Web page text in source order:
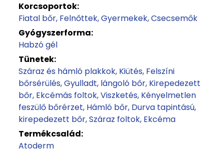
Korcsoportok:
Fiatal bőr Felnőttek Gyermekek Csecsemők
Gyógyszerforma:
Habzó gél
Tünetek:
Száraz és hámló plakkok Kiütés Felszíni
bőrsérülés Gyulladt, lángoló bőr Kirepedezett
bőr Ekcémás foltok Viszketés Kényelmetlen
feszülő bőrérzet Hámló bőr Durva tapintású,
kirepedezett bőr Száraz foltok Ekcéma
Termékcsalád:
Atoderm